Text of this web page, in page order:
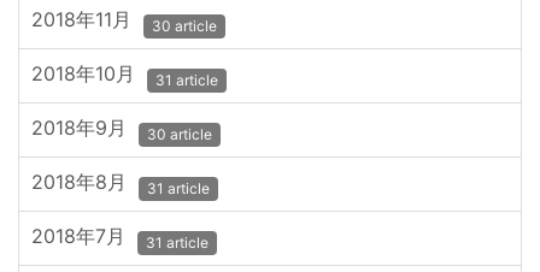
2018年11月 30 article
2018年10月 31 article
2018年9月 30 article
2018年8月 31 article
2018年7月 31 article